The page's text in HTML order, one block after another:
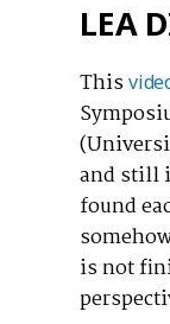
LEA
This
and still
found
is not